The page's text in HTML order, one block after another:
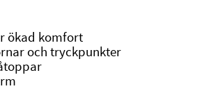
ökad komfort
och tryckpunkter